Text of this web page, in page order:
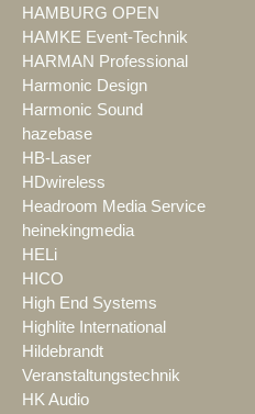
HAMBURG OPEN
HAMKE Event-Technik
HARMAN Professional
Harmonic Design
Harmonic Sound
hazebase
HB-Laser
HDwireless
Headroom Media Service
heinekingmedia
HELi
HICO
High End Systems
Highlite International
Hildebrandt
Veranstaltungstechnik
HK Audio